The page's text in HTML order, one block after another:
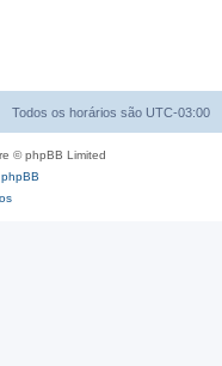
Todos os horários são UTC-03:00
© phpBB Limited